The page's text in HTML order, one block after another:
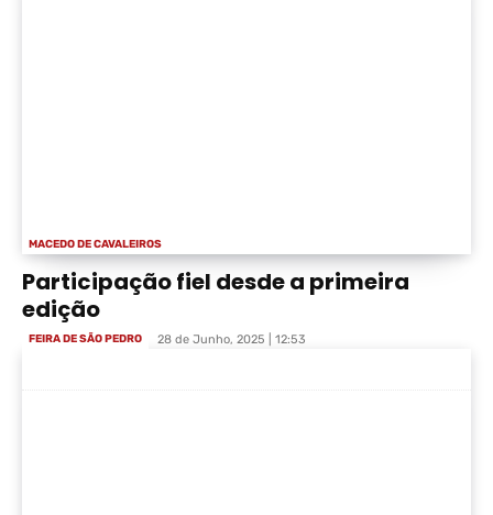
MACEDO DE CAVALEIROS
Participação fiel desde a primeira
edição
FEIRA DE SÃO PEDRO 28 de Junho, 2025 | 12:53